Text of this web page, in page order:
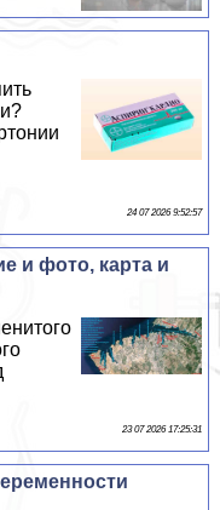
24 07 2026 9:52:57
и фото, карта и
23 07 2026 17:25:31